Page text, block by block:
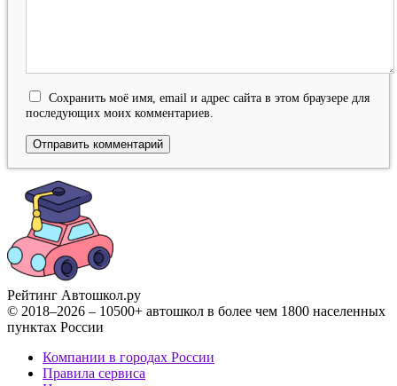
Сохранить моё имя, email и адрес сайта в этом браузере для
последующих моих комментариев.
Рейтинг Автошкол.ру
© 2018–2026 – 10500+ автошкол в более чем 1800 населенных
пунктах России
Компании в городах России
Правила сервиса